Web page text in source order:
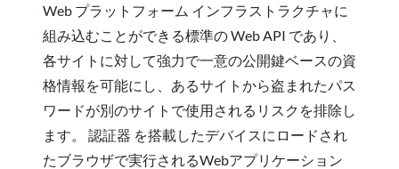
Web プラットフォーム インフラストラクチャに
組み込むことができる標準の Web API であり、
各サイトに対して強力で一意の公開鍵ベースの資
格情報を可能にし、あるサイトから盗まれたパス
ワードが別のサイトで使用されるリスクを排除し
ます。 認証器 を搭載したデバイスにロードされ
たブラウザで実行されるWebアプリケーション